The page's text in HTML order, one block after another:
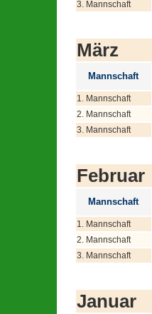
3. Mannschaft
März
Mannschaft
1. Mannschaft
2. Mannschaft
3. Mannschaft
Februar
Mannschaft
1. Mannschaft
2. Mannschaft
3. Mannschaft
Januar